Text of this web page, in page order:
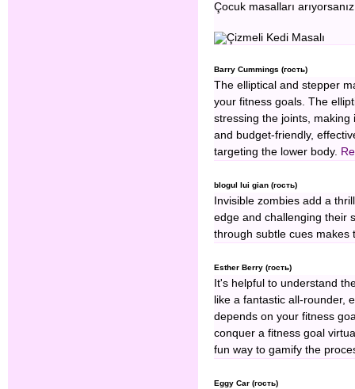
Çocuk masalları
Barry Cummings (гость)
The elliptical and stepper
your fitness goals. The
stressing the joints,
and budget-friendly,
targeting the lower body.
blogul lui gian (гость)
Invisible zombies add a
edge and challenging their
through subtle cues makes
Esther Berry (гость)
It's helpful to understand
like a fantastic all-rounder,
depends on your fitness
conquer a fitness goal
fun way to gamify the
Eggy Car (гость)